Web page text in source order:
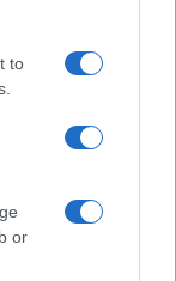
to
or